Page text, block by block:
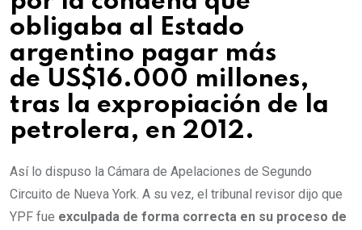
obligaba al Estado
argentino pagar más
de US$16.000 millones,
tras la expropiación de la
petrolera, en 2012.
Así lo dispuso la Cámara de Apelaciones de Segundo
Circuito de Nueva York. A su vez, el tribunal revisor dijo que
YPF fue exculpada de forma correcta en su proceso de